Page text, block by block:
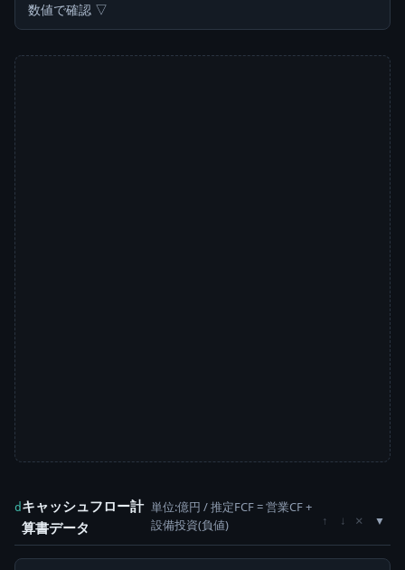
数値で確認 ▽
d キャッシュフロー計
算書データ
単位:億円 / 推定FCF = 営業CF +
設備投資(負値)
↑ ↓ ×